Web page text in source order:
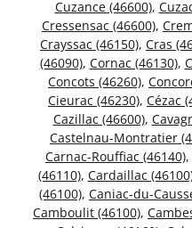
Cuzance (46600),
Cressensac (46600),
Crayssac (46150), Cras
(46090), Cornac (46130),
Concots (46260),
Cieurac (46230), Cézac
Cazillac (46600),
Castelnau-Montratier
Carnac-Rouffiac (46140),
(46110), Cardaillac
(46100), Caniac-du-
Camboulit (46100),